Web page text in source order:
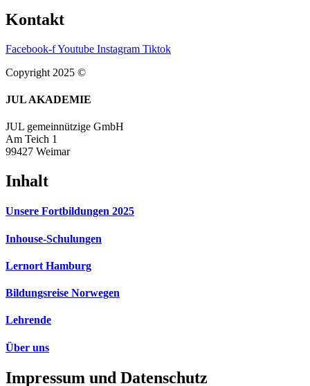
Kontakt
Facebook-fYoutube Instagram Tiktok
Copyright 2025 ©
JUL AKADEMIE
JUL gemeinnützige GmbH
Am Teich 1
99427 Weimar
Inhalt
Unsere Fortbildungen 2025
Inhouse-Schulungen
Lernort Hamburg
Bildungsreise Norwegen
Lehrende
Über uns
Impressum und Datenschutz